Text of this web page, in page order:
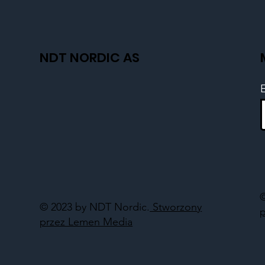
NDT NORDIC AS
© 2023 by NDT Nordic. Stworzony
przez Lemen Media